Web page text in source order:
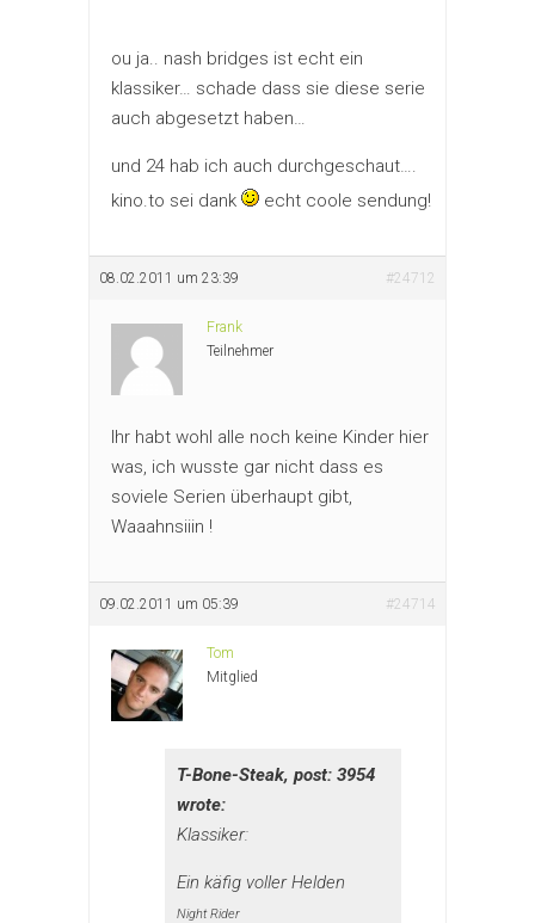
ou ja.. nash bridges ist echt ein
klassiker… schade dass sie diese serie
auch abgesetzt haben…
und 24 hab ich auch durchgeschaut….
kino.to sei dank
echt coole sendung!
08.02.2011 um 23:39 #24712
Frank
Teilnehmer
Ihr habt wohl alle noch keine Kinder hier
was, ich wusste gar nicht dass es
soviele Serien überhaupt gibt,
Waaahnsiiin !
09.02.2011 um 05:39 #24714
Tom
Mitglied
T-Bone-Steak, post: 3954
wrote:
Klassiker:
Ein käfig voller Helden
Night Rider